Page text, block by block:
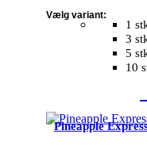
1
3
5
10
Vælg variant:
Pineapple